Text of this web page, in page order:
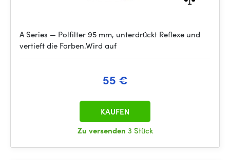
A Series — Polfilter 95 mm, unterdrückt Reflexe und
vertieft die Farben.Wird auf
55 €
Zu versenden 3 Stück
KAUFEN